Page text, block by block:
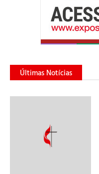
Últimas Notícias